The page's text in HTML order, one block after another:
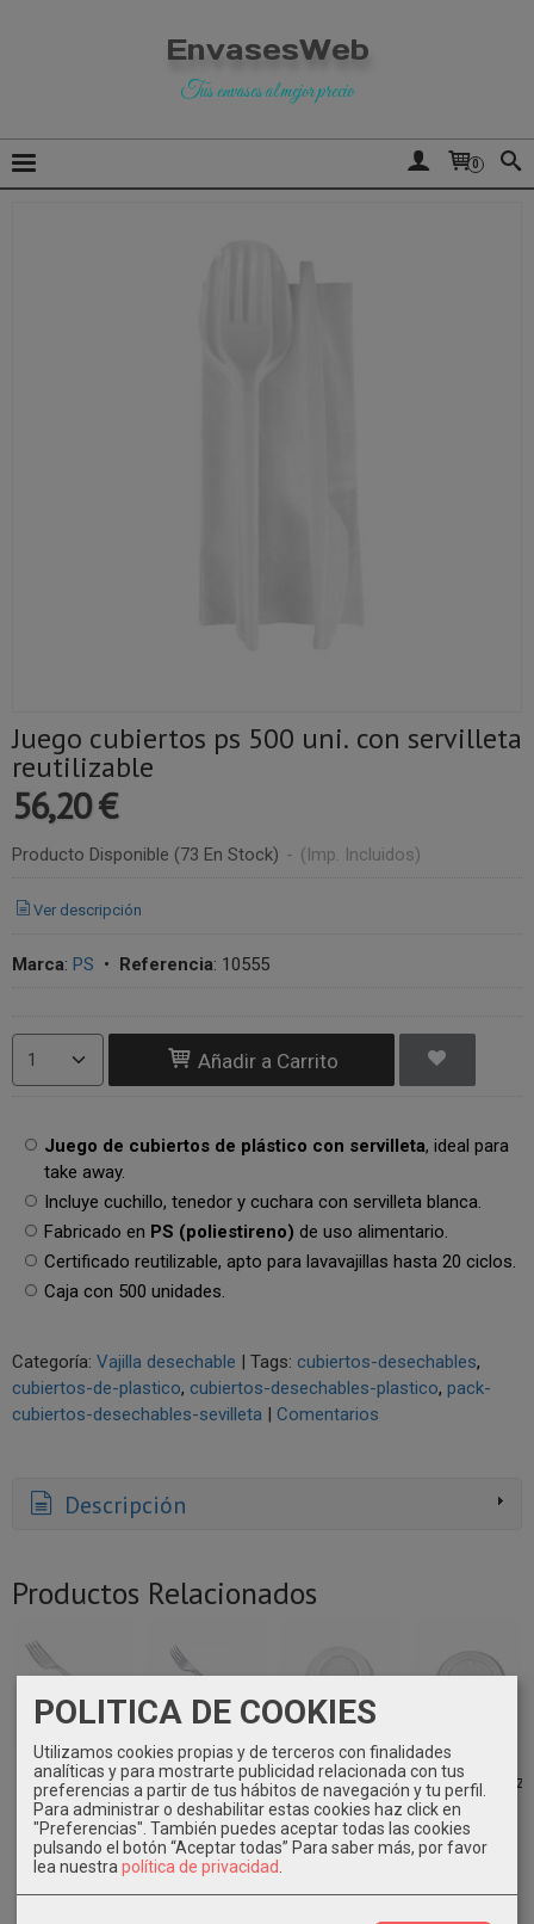
EnvasesWeb
Tus envases al mejor precio
0
Juego cubiertos ps 500 uni. con servilleta
reutilizable
56,20 €
Producto Disponible (73 En Stock) - (Imp. Incluidos)
Ver descripción
Marca: PS • Referencia: 10555
Añadir a Carrito
Juego de cubiertos de plástico con servilleta, ideal para
take away.
Incluye cuchillo, tenedor y cuchara con servilleta blanca.
Fabricado en PS (poliestireno) de uso alimentario.
Certificado reutilizable, apto para lavavajillas hasta 20 ciclos.
Caja con 500 unidades.
Categoría: Vajilla desechable | Tags: cubiertos-desechables
cubiertos-de-plastico cubiertos-desechables-plastico pack-
cubiertos-desechables-sevilleta | Comentarios
Descripción
Productos Relacionados
Tenedor lux ps
transp. 1000
unidades
30,61 €
Tenedor ps
económico
2000 unidades
37,35 €
Tapa vaso
papel 7/7,5oz
1000 uni.
27,99 €
Tapa vaso
papel 8/12oz
1000 uni.
30,43 €
POLITICA DE COOKIES
Utilizamos cookies propias y de terceros con finalidades
analíticas y para mostrarte publicidad relacionada con tus
preferencias a partir de tus hábitos de navegación y tu perfil.
Para administrar o deshabilitar estas cookies haz click en
"Preferencias". También puedes aceptar todas las cookies
pulsando el botón “Aceptar todas” Para saber más, por favor
lea nuestrapolítica de privacidad.